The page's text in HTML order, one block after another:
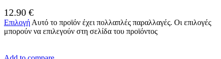
12.90 €
Επιλογή Αυτό το προϊόν έχει πολλαπλές παραλλαγές. Οι επιλογές
μπορούν να επιλεγούν στη σελίδα του προϊόντος